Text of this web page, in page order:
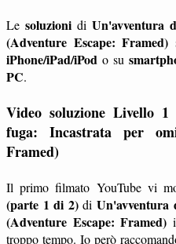
Le soluzionidi Un'avventura
(Adventure Escape: Framed)
iPhone/iPad/iPod o su
PC.
Video soluzione Livello
fuga: Incastrata per
Framed)
Il primo filmato YouTube vi
(parte 1 di 2)diUn'avventura
(Adventure Escape: Framed)
troppo tempo. Io però